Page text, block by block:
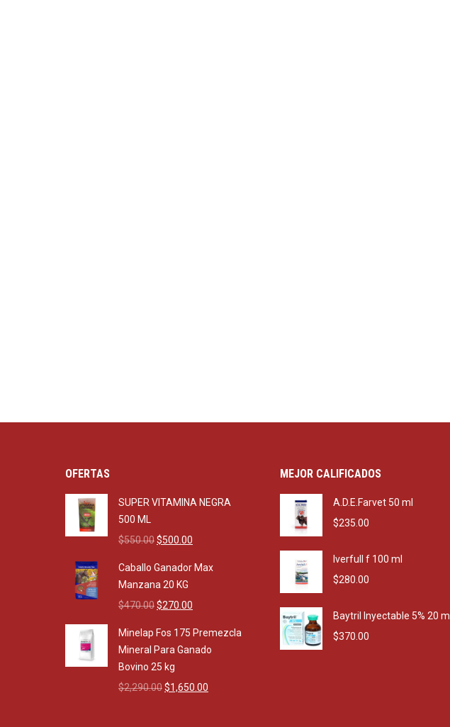
OFERTAS
SUPER VITAMINA NEGRA
500 ML
$550.00Original
was:
$550.00.
$500.00
is:
Caballo Ganador Max
Manzana 20 KG
$470.00Original
was:
$470.00.
$270.00
is:
$270.00.
Minelap Fos 175 Premezcla
Mineral Para Ganado
Bovino 25 kg
$2,290.00Original
$1,650.00
MEJOR CALIFICADOS
A.D.E.Farvet 50 ml
$235.00
Iverfull f 100 ml
$280.00
Baytril Inyectable 5% 20 ml
$370.00